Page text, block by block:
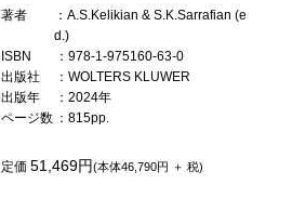
著者
：A.S.Kelikian & S.K.Sarrafian (e
d.)
ISBN
：978-1-975160-63-0
出版社
：WOLTERS KLUWER
出版年
：2024年
ページ数 ：815pp.
定価51,469円(本体46,790円 ＋ 税)